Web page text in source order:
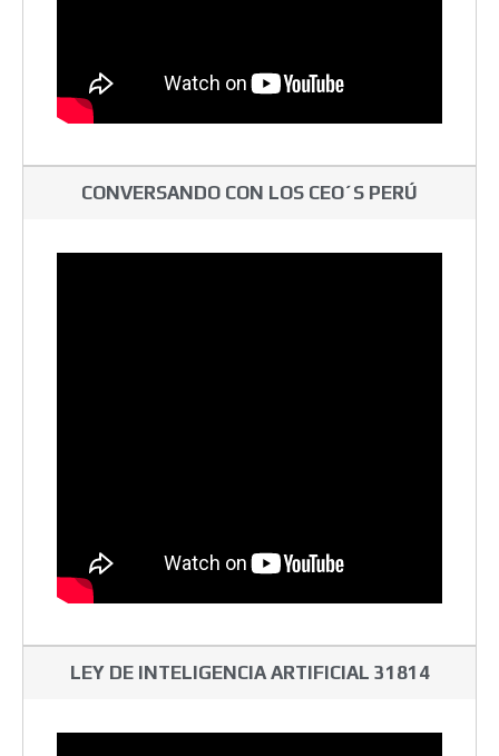
CONVERSANDO CON LOS CEO´S PERÚ
LEY DE INTELIGENCIA ARTIFICIAL 31814